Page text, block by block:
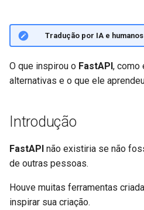
ko -
pt -
ru -
zh
Suporte a Editores
Implantação
Dependencies - Depends()
and Security()
Background Tasks -
BackgroundTasks
Request class
WebSockets
External Links
FastAPI and friends
newsletter
Requests
Swagger / OpenAPI
Marshmallow
Webargs
Flask-apispec
🌐 Tradução por IA e humanos
O que inspirou o FastAPI, como
alternativas e o que ele
Introdução
FastAPI não existiria se não
de outras pessoas.
Houve muitas ferramentas
inspirar sua criação.